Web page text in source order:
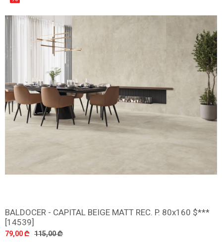
დამატება
BALDOCER - CAPITAL BEIGE MATT REC. P. 80x160 $***
[14539]
79,00 ₾ 115,00 ₾